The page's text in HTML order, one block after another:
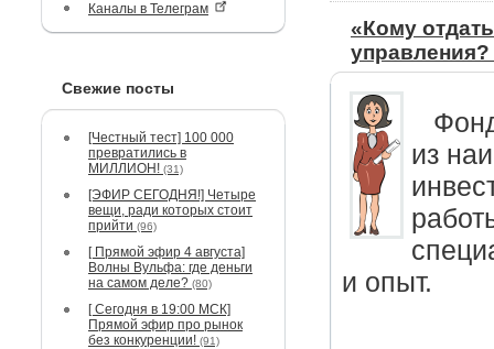
Каналы в Телеграм
Свежие посты
[Честный тест] 100 000
превратились в
МИЛЛИОН! (31)
[ЭФИР СЕГОДНЯ!] Четыре
вещи, ради которых стоит
прийти (96)
[ Прямой эфир 4 августа]
Волны Вульфа: где деньги
на самом деле? (80)
[ Сегодня в 19:00 МСК]
Прямой эфир про рынок
без конкуренции! (91)
«Кому
управления?
из
и опыт.